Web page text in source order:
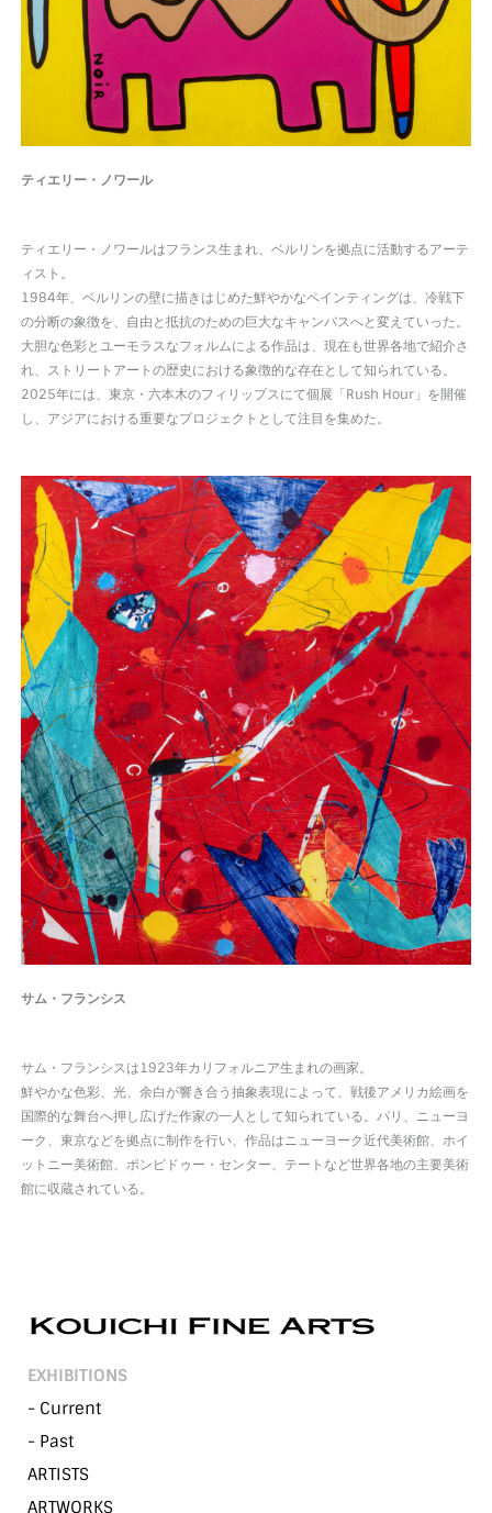
ティエリー・ノワール
ティエリー・ノワールはフランス生まれ、ベルリンを拠点に活動するアーテ
ィスト。
1984年、ベルリンの壁に描きはじめた鮮やかなペインティングは、冷戦下
の分断の象徴を、自由と抵抗のための巨大なキャンバスへと変えていった。
大胆な色彩とユーモラスなフォルムによる作品は、現在も世界各地で紹介さ
れ、ストリートアートの歴史における象徴的な存在として知られている。
2025年には、東京・六本木のフィリップスにて個展「Rush Hour」を開催
し、アジアにおける重要なプロジェクトとして注目を集めた。
サム・フランシス
サム・フランシスは1923年カリフォルニア生まれの画家。
鮮やかな色彩、光、余白が響き合う抽象表現によって、戦後アメリカ絵画を
国際的な舞台へ押し広げた作家の一人として知られている。パリ、ニューヨ
ーク、東京などを拠点に制作を行い、作品はニューヨーク近代美術館、ホイ
ットニー美術館、ポンピドゥー・センター、テートなど世界各地の主要美術
館に収蔵されている。
EXHIBITIONS
- Current
- Past
ARTISTS
ARTWORKS